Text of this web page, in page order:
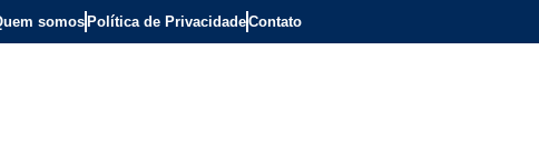
somos Política de PrivacidadeContato